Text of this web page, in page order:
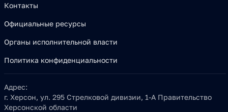
Контакты
Официальные ресурсы
Органы исполнительной власти
Политика конфиденциальности
Адрес:
г. Херсон, ул. 295 Стрелковой дивизии, 1-А Правительство
Херсонской области